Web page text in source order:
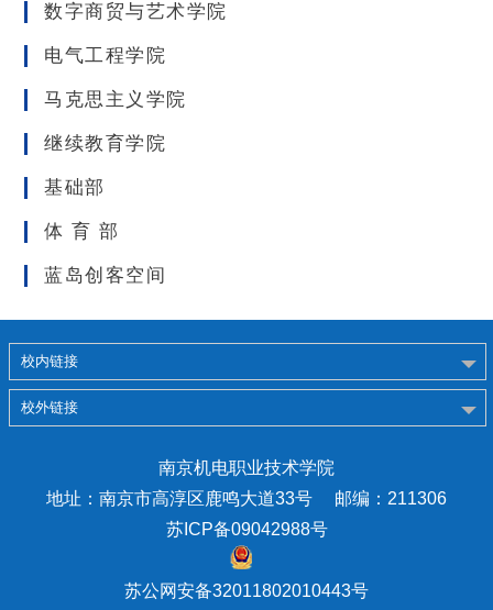
数字商贸与艺术学院
电气工程学院
马克思主义学院
继续教育学院
基础部
体 育 部
蓝岛创客空间
校内链接
校外链接
南京机电职业技术学院
地址：南京市高淳区鹿鸣大道33号 邮编：211306
苏ICP备09042988号
苏公网安备32011802010443号